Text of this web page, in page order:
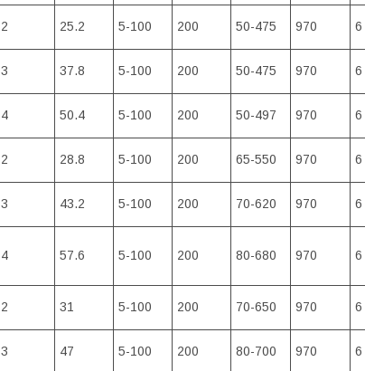
2 25.2 5-100 200 50-475 970 6
3 37.8 5-100 200 50-475 970 6
4 50.4 5-100 200 50-497 970 6
2 28.8 5-100 200 65-550 970 6
3 43.2 5-100 200 70-620 970 6
4 57.6 5-100 200 80-680 970 6
2 31 5-100 200 70-650 970 6
3 47 5-100 200 80-700 970 6